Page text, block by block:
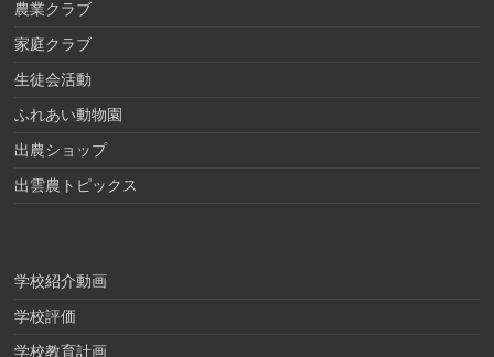
農業クラブ
家庭クラブ
生徒会活動
ふれあい動物園
出農ショップ
出雲農トピックス
学校紹介動画
学校評価
学校教育計画